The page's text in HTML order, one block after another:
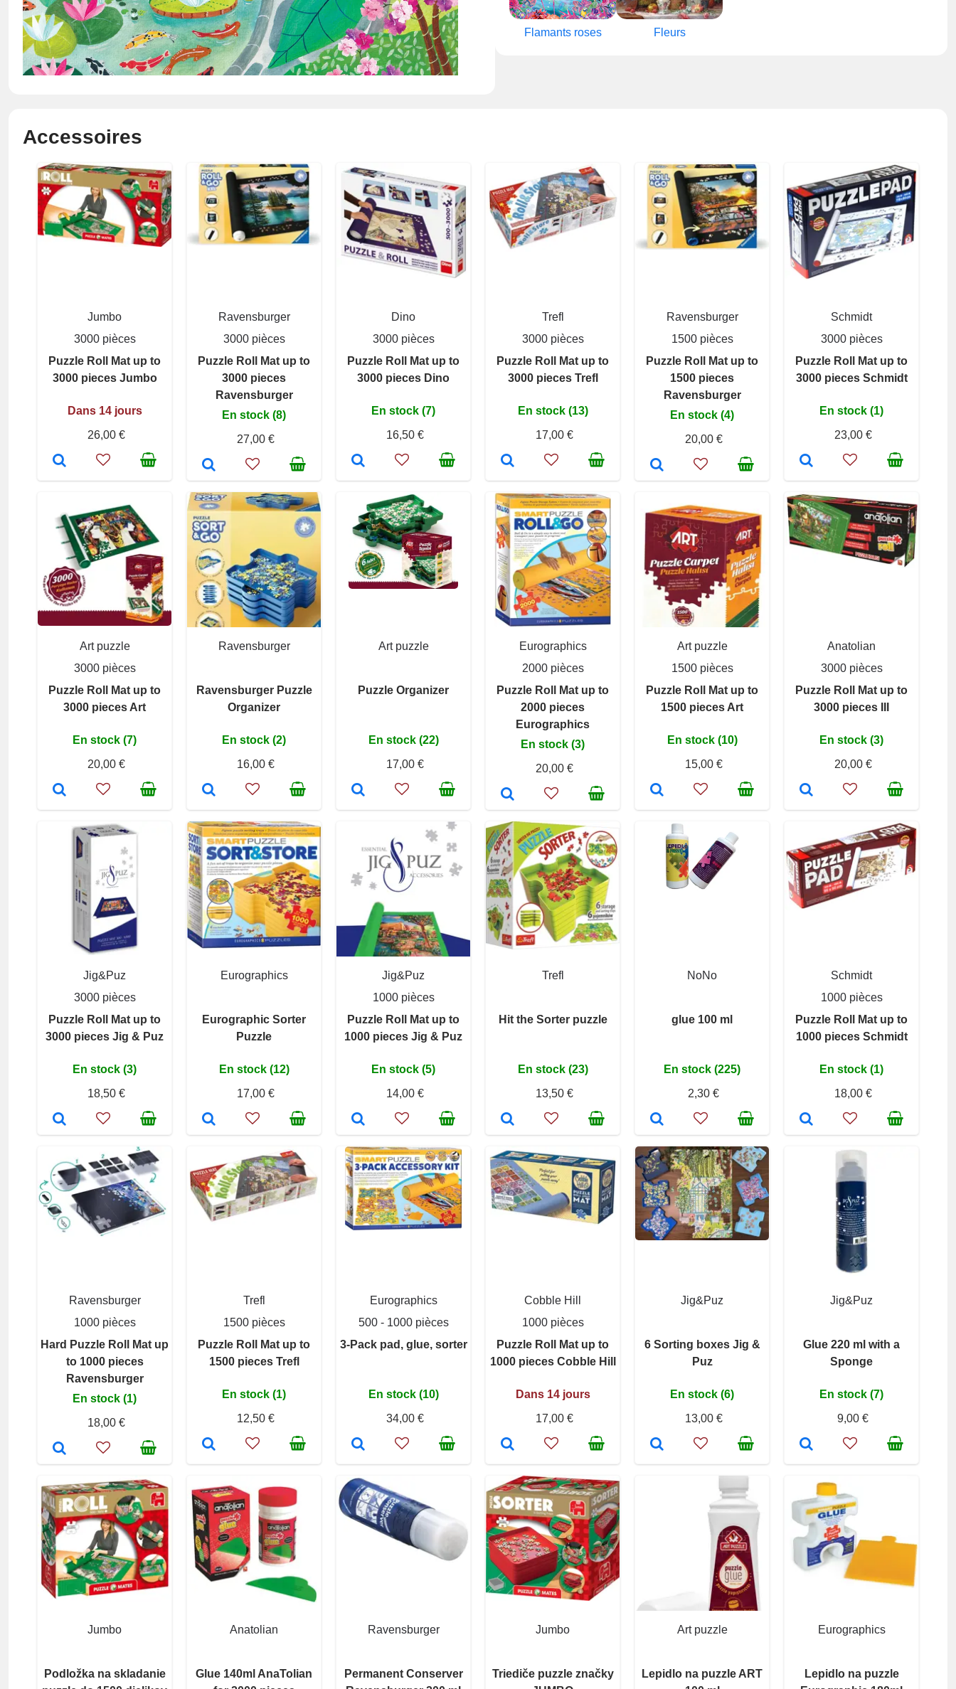
Flamants roses Fleurs
Accessoires
Jumbo
3000 pièces
Puzzle Roll Mat up to
3000 pieces Jumbo
Dans 14 jours
26,00 €
Ravensburger
3000 pièces
Puzzle Roll Mat up to
3000 pieces
Ravensburger
En stock (8)
27,00 €
Dino
3000 pièces
Puzzle Roll Mat up to
3000 pieces Dino
En stock (7)
16,50 €
Trefl
3000 pièces
Puzzle Roll Mat up to
3000 pieces Trefl
En stock (13)
17,00 €
Ravensburger
1500 pièces
Puzzle Roll Mat up to
1500 pieces
Ravensburger
En stock (4)
20,00 €
Schmidt
3000 pièces
Puzzle Roll Mat up to
3000 pieces Schmidt
En stock (1)
23,00 €
Art puzzle
3000 pièces
Puzzle Roll Mat up to
3000 pieces Art
En stock (7)
20,00 €
Ravensburger
Ravensburger Puzzle
Organizer
En stock (2)
16,00 €
Art puzzle
Puzzle Organizer
En stock (22)
17,00 €
Eurographics
2000 pièces
Puzzle Roll Mat up to
2000 pieces
Eurographics
En stock (3)
20,00 €
Art puzzle
1500 pièces
Puzzle Roll Mat up to
1500 pieces Art
En stock (10)
15,00 €
Anatolian
3000 pièces
Puzzle Roll Mat up to
3000 pieces III
En stock (3)
20,00 €
Jig&Puz
3000 pièces
Puzzle Roll Mat up to
3000 pieces Jig & Puz
En stock (3)
18,50 €
Eurographics
Eurographic Sorter
Puzzle
En stock (12)
17,00 €
Jig&Puz
1000 pièces
Puzzle Roll Mat up to
1000 pieces Jig & Puz
En stock (5)
14,00 €
Trefl
Hit the Sorter puzzle
En stock (23)
13,50 €
NoNo
glue 100 ml
En stock (225)
2,30 €
Schmidt
1000 pièces
Puzzle Roll Mat up to
1000 pieces Schmidt
En stock (1)
18,00 €
Ravensburger
1000 pièces
Hard Puzzle Roll Mat up
to 1000 pieces
Ravensburger
En stock (1)
18,00 €
Trefl
1500 pièces
Puzzle Roll Mat up to
1500 pieces Trefl
En stock (1)
12,50 €
Eurographics
500 - 1000 pièces
3-Pack pad, glue, sorter
En stock (10)
34,00 €
Cobble Hill
1000 pièces
Puzzle Roll Mat up to
1000 pieces Cobble Hill
Dans 14 jours
17,00 €
Jig&Puz
6 Sorting boxes Jig &
Puz
En stock (6)
13,00 €
Jig&Puz
Glue 220 ml with a
Sponge
En stock (7)
9,00 €
Jumbo
Podložka na skladanie
Anatolian
Glue 140ml AnaTolian
Ravensburger
Permanent Conserver
Jumbo
Triediče puzzle značky
Art puzzle
Lepidlo na puzzle ART
Eurographics
Lepidlo na puzzle